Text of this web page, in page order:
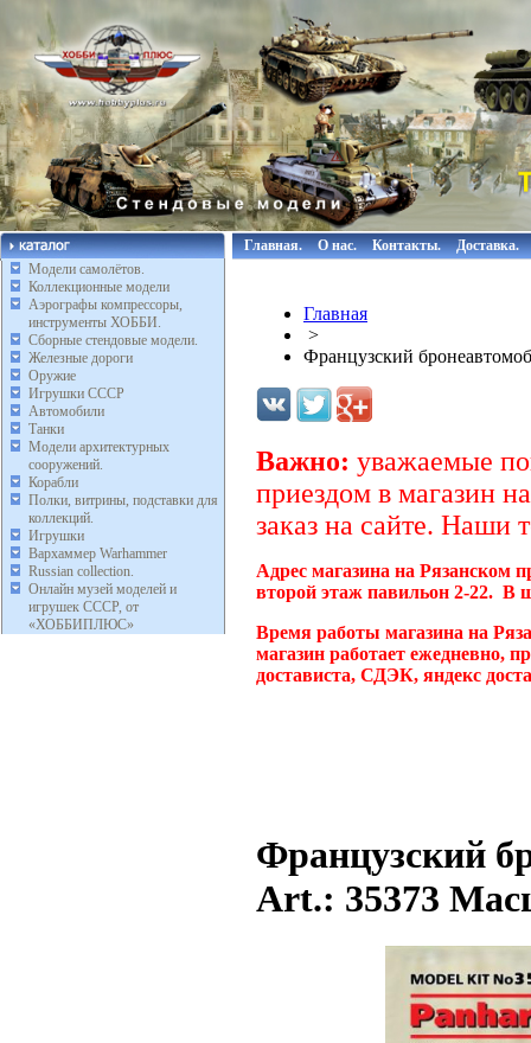
Модели самолётов.
Коллекционные модели
Аэрографы компрессоры,
инструменты ХОББИ.
Сборные стендовые модели.
Железные дороги
Оружие
Игрушки СССР
Автомобили
Танки
Модели архитектурных
сооружений.
Корабли
Полки, витрины, подставки для
коллекций.
Игрушки
Вархаммер Warhammer
Russian collection.
Онлайн музей моделей и
игрушек СССР, от
«ХОББИПЛЮС»
Главная. О нас. Контакты. Доставка.
Главная
>
Французский
Важно: уважаемые
приездом в магазин
заказ на сайте. Наши
Адрес магазина на Рязанском
второй этаж павильон 2-22. В
Время работы магазина на
магазин работает ежедневно,
достависта, СДЭК, яндекс
Французский
Art.: 35373